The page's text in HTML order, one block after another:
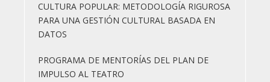
CULTURA POPULAR: METODOLOGÍA RIGUROSA
PARA UNA GESTIÓN CULTURAL BASADA EN
DATOS
PROGRAMA DE MENTORÍAS DEL PLAN DE
IMPULSO AL TEATRO